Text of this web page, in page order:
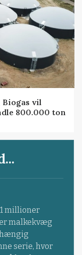
vil
800.000 ton
millioner
malkekvæg
serie, hvor